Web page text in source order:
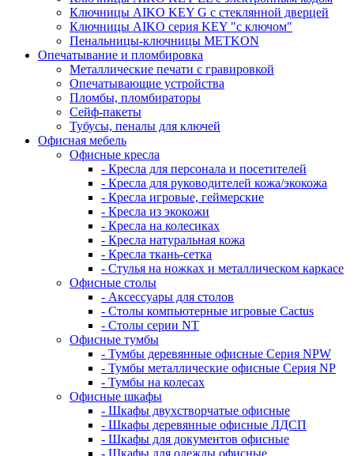
Ключницы AIKO KEY G с стеклянной дверцей
Ключницы AIKO серия KEY "с ключом"
Пенальницы-ключницы METKON
Опечатывание и пломбировка
Металлические печати с гравировкой
Опечатывающие устройства
Пломбы, пломбираторы
Сейф-пакеты
Тубусы, пеналы для ключей
Офисная мебель
Офисные кресла
- Кресла для персонала и посетителей
- Кресла для руководителей кожа/экокожа
- Кресла игровые, геймерские
- Кресла из экокожи
- Кресла на колесиках
- Кресла натуральная кожа
- Кресла ткань-сетка
- Стулья на ножках и металлическом каркасе
Офисные столы
- Аксессуары для столов
- Столы компьютерные игровые Cactus
- Столы серии NT
Офисные тумбы
- Тумбы деревянные офисные Серия NPW
- Тумбы металлические офисные Серия NP
- Тумбы на колесах
Офисные шкафы
- Шкафы двухстворчатые офисные
- Шкафы деревянные офисные ЛДСП
- Шкафы для документов офисные
- Шкафы для одежды офисные